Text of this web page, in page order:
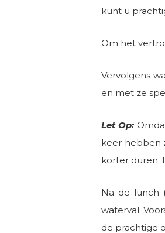
kunt u
Om het
Vervolgens
en met ze
Let Op:
keer hebben
korter duren.
Na de lunch
waterval.
de prachtige